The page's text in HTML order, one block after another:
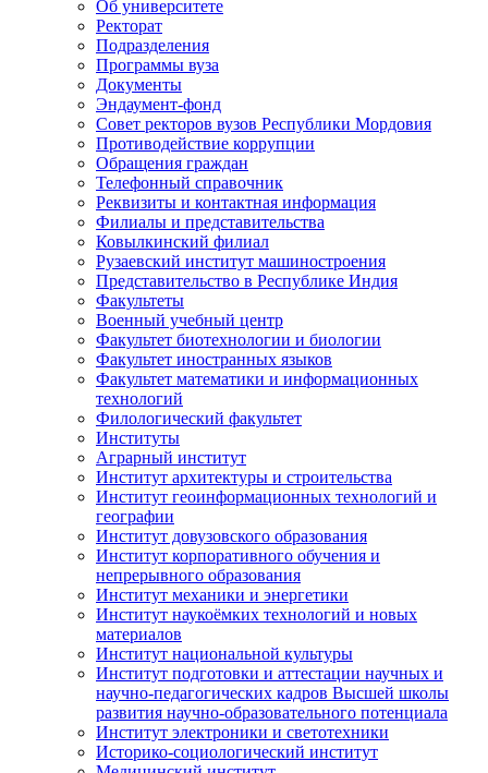
Об университете
Ректорат
Подразделения
Программы вуза
Документы
Эндаумент-фонд
Совет ректоров вузов Республики Мордовия
Противодействие коррупции
Обращения граждан
Телефонный справочник
Реквизиты и контактная информация
Филиалы и представительства
Ковылкинский филиал
Рузаевский институт машиностроения
Представительство в Республике Индия
Факультеты
Военный учебный центр
Факультет биотехнологии и биологии
Факультет иностранных языков
Факультет математики и информационных
технологий
Филологический факультет
Институты
Аграрный институт
Институт архитектуры и строительства
Институт геоинформационных технологий и
географии
Институт довузовского образования
Институт корпоративного обучения и
непрерывного образования
Институт механики и энергетики
Институт наукоёмких технологий и новых
материалов
Институт национальной культуры
Институт подготовки и аттестации научных и
научно-педагогических кадров Высшей школы
развития научно-образовательного потенциала
Институт электроники и светотехники
Историко-социологический институт